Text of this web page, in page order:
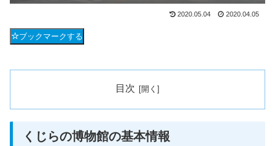
2020.05.04 2020.04.05
ブックマークする
目次
くじらの博物館の基本情報